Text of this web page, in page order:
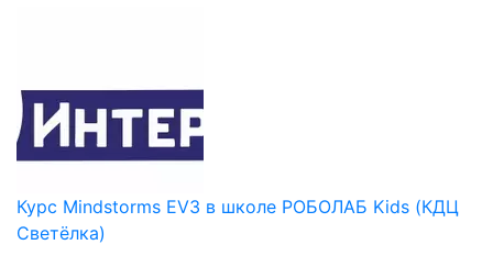
Курс Mindstorms EV3 в школе РОБОЛАБ Kids (КДЦ
Светёлка)